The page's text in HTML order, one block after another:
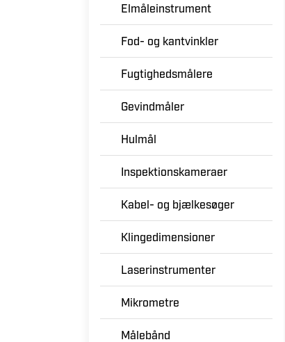
Elmåleinstrument
Fod- og kantvinkler
Fugtighedsmålere
Gevindmåler
Hulmål
Inspektionskameraer
Kabel- og bjælkesøger
Klingedimensioner
Laserinstrumenter
Mikrometre
Målebånd